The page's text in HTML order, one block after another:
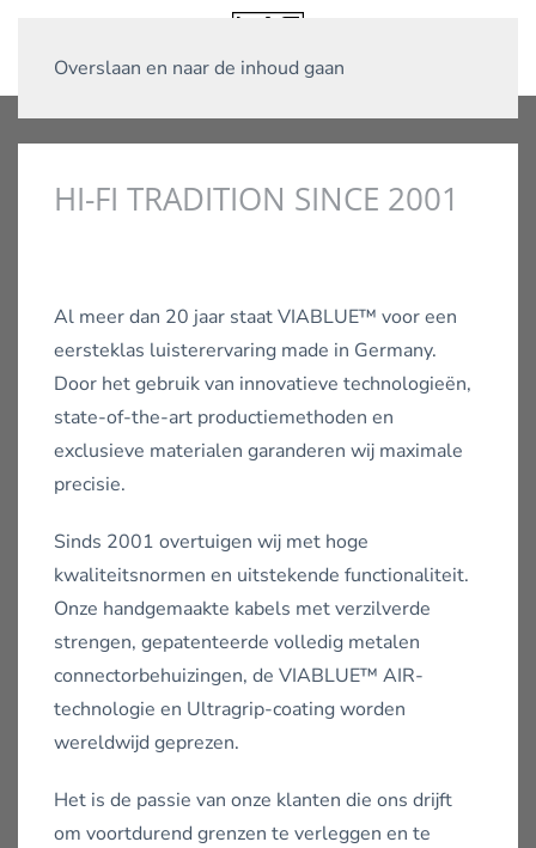
Overslaan en naar de inhoud gaan
HI-FI TRADITION SINCE 2001
Al meer dan 20 jaar staat VIABLUE™ voor een
eersteklas luisterervaring made in Germany.
Door het gebruik van innovatieve technologieën,
state-of-the-art productiemethoden en
exclusieve materialen garanderen wij maximale
precisie.
Sinds 2001 overtuigen wij met hoge
kwaliteitsnormen en uitstekende functionaliteit.
Onze handgemaakte kabels met verzilverde
strengen, gepatenteerde volledig metalen
connectorbehuizingen, de VIABLUE™ AIR-
technologie en Ultragrip-coating worden
wereldwijd geprezen.
Het is de passie van onze klanten die ons drijft
om voortdurend grenzen te verleggen en te